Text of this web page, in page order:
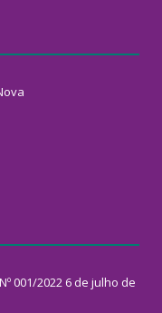
001/2022 6 de julho de